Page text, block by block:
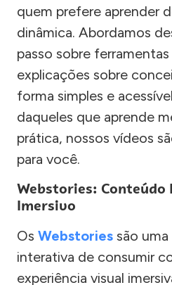
quem prefere aprender
dinâmica. Abordamos
passo sobre
explicações sobre
forma simples e
daqueles que aprende
prática, nossos vídeos
para você.
Webstories:
Imersivo
Os Webstories são
interativa de consumir
experiência visual